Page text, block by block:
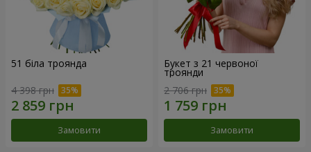
51 біла троянда
4 398 грн
Замовити
Букет з 21 червоної
троянди
2 706 грн
Замовити